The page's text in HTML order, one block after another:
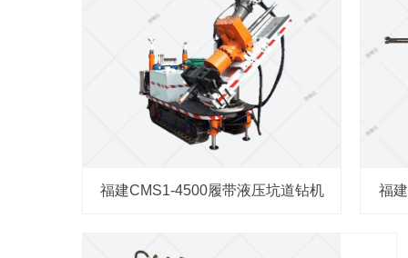
福建CMS1-4500履带液压坑道钻机 福